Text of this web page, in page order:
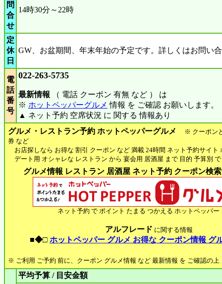
問
合
せ
14時30分～22時
定
休
日
GW、お盆期間、年末年始の予定です。詳しくはお問い
電
話
番
号
022-263-5735
最新情報 （ 電話 クーポン 有無 など ） は
※ ホットペッパーグルメ 情報 を ご確認 お願いします。
▲ ネット予約 空席状況 に 関する 情報あり
グルメ・レストラン予約 ホットペッパーグルメ
※ クーポン
券 など
お店探しなら お得な 割引 クーポン など 満載 24時間 ネット予約サイト
デート用 オシャレな レストラン から 宴会用 居酒屋 まで 目的 予算別
グルメ情報 レストラン 居酒屋 ネット予約 クーポン検
ネット予約 で ポイント たまる つかえる ホットペッパー
アルフレード に関する情報
■◆□ ホットペッパー グルメ お得な クーポン情報 グ
※ ご利用 ご予約 前に、クーポン グルメ情報 など 最新情報 を ご確認の上
平均予算 / 目安金額